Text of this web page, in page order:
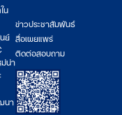
น
ย์
ม่น่า
นา
ข่าวประชาสัมพันธ์
สื่อเผยแพร่
ติดต่อสอบถาม